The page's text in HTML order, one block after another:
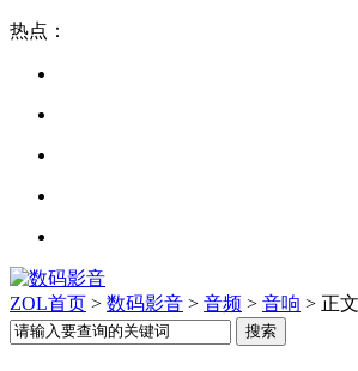
热点：
ZOL首页 > 数码影音 > 音频 > 音响 > 正文